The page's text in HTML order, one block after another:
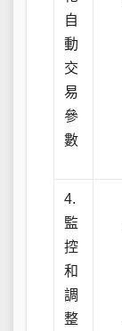
自
動
交
易
參
數
4.
監
控
和
調
整